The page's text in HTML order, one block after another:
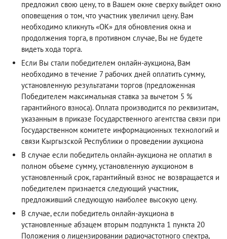
предложил свою цену, то в Вашем окне сверху выйдет окно
оповещения о том, что участник увеличил цену. Вам
необходимо кликнуть «ОК» для обновления окна и
продолжения торга, в противном случае, Вы не будете
видеть хода торга.
Если Вы стали победителем онлайн-аукциона, Вам
необходимо в течение 7 рабочих дней оплатить сумму,
установленную результатами торгов (предложенная
Победителем максимальная ставка за вычетом 5 %
гарантийного взноса). Оплата производится по реквизитам,
указанным в приказе Государственного агентства связи при
Государственном комитете информационных технологий и
связи Кыргызской Республики о проведении аукциона
В случае если победитель онлайн-аукциона не оплатил в
полном объеме сумму, установленную аукционом в
установленный срок, гарантийный взнос не возвращается и
победителем признается следующий участник,
предложивший следующую наиболее высокую цену.
В случае, если победитель онлайн-аукциона в
установленные абзацем вторым подпункта 1 пункта 20
Положения о лицензировании радиочастотного спектра,